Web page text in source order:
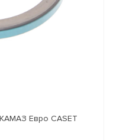
Евро CASET